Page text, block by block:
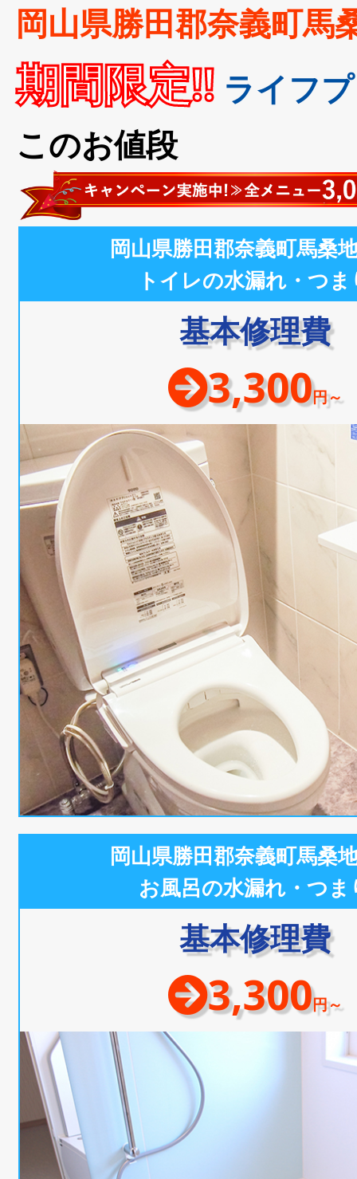
岡山県勝田郡奈義町馬
期間限定!! ライフ
このお値段
岡山県勝田郡奈義町馬桑
トイレの水漏れ・つま
基本修理費
3,300円～
岡山県勝田郡奈義町馬桑
お風呂の水漏れ・つま
基本修理費
3,300円～